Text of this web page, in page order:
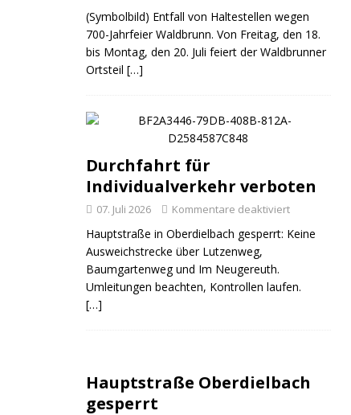
(Symbolbild) Entfall von Haltestellen wegen
700-Jahrfeier Waldbrunn. Von Freitag, den 18.
bis Montag, den 20. Juli feiert der Waldbrunner
Ortsteil […]
Durchfahrt für
Individualverkehr verboten
07. Juli 2026 Kommentare deaktiviert
Hauptstraße in Oberdielbach gesperrt: Keine
Ausweichstrecke über Lutzenweg,
Baumgartenweg und Im Neugereuth.
Umleitungen beachten, Kontrollen laufen.
[…]
Hauptstraße Oberdielbach
gesperrt